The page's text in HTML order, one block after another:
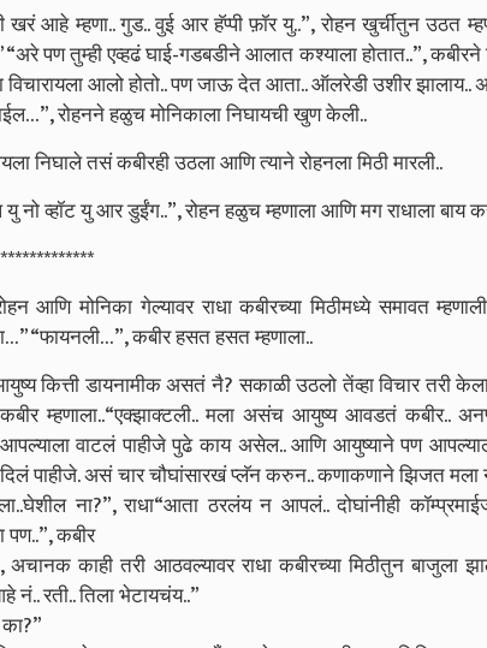
खरं आहे म्हणा.. गुड.. वुई आर हॅप्पी फ़ॉर यु..”, रोहन खुर्चीतुन उठत
“अरे पण तुम्ही एव्हढं घाई-गडबडीने आलात कश्याला होतात..”, कबीरने
आलो होतो.. पण जाऊ देत आता.. ऑलरेडी उशीर
रोहनने हळुच मोनिकाला निघायची खुण केली..
निघाले तसं कबीरही उठला आणि त्याने रोहनला मिठी मारली..
नो व्हॉट यु आर डुईंग..”, रोहन हळुच म्हणाला आणि मग राधाला बाय
आणि मोनिका गेल्यावर राधा कबीरच्या मिठीमध्ये समावत
“फायनली…”, कबीर हसत हसत म्हणाला..
कित्ती डायनामीक असतं नै? सकाळी उठलो तेंव्हा विचार तरी
म्हणाला..“एक्झाक्टली.. मला असंच आयुष्य आवडतं कबीर..
वाटलं पाहीजे पुढे काय असेल.. आणि आयुष्याने पण
दिलं पाहीजे. असं चार चौघांसारखं प्लॅन करुन.. कणाकणाने झिजत
ना?”, राधा“आता ठरलंय न आपलं.. दोघांनीही
पण..”, कबीर
अचानक काही तरी आठवल्यावर राधा कबीरच्या मिठीतुन बाजुला
नं.. रती.. तिला भेटायचंय..”